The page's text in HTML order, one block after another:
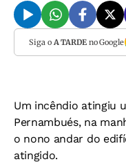
Siga o A TARDEno Google
Um incêndio atingiu
Pernambués, na
o nono andar do
atingido.